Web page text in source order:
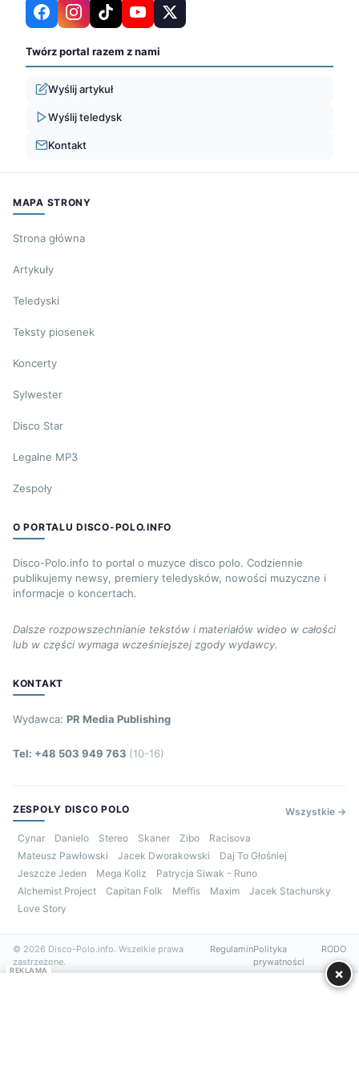
Twórz portal razem z nami
Wyślij artykuł
Wyślij teledysk
Kontakt
MAPA STRONY
Strona główna
Artykuły
Teledyski
Teksty piosenek
Koncerty
Sylwester
Disco Star
Legalne MP3
Zespoły
O PORTALU DISCO-POLO.INFO
Disco-Polo.info to portal o muzyce disco polo. Codziennie
publikujemy newsy, premiery teledysków, nowości muzyczne i
informacje o koncertach.
Dalsze rozpowszechnianie tekstów i materiałów wideo w całości
lub w części wymaga wcześniejszej zgody wydawcy.
KONTAKT
Wydawca: PR Media Publishing
Tel: +48 503 949 763 (10-16)
ZESPOŁY DISCO POLO Wszystkie →
Cynar Danielo Stereo Skaner Zibo
Racisova
Mateusz Pawłowski
Jacek Dworakowski
Daj To Głośniej
Jeszcze Jeden
Mega Koliz
Patrycja Siwak - Runo
Alchemist Project
Capitan Folk Meffis Maxim
Jacek Stachursky
Love Story
© 2026 Disco-Polo.info. Wszelkie prawa
zastrzeżone.
RegulaminPolityka
prywatności
RODO
REKLAMA ×